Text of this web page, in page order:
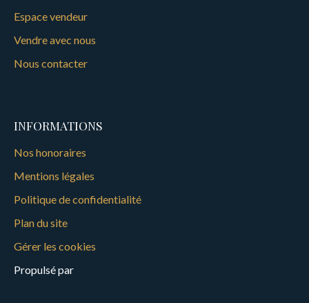
Espace vendeur
Vendre avec nous
Nous contacter
INFORMATIONS
Nos honoraires
Mentions légales
Politique de confidentialité
Plan du site
Gérer les cookies
Propulsé par